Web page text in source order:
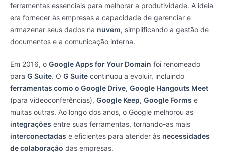
ferramentas essenciais para melhorar a produtividade. A ideia
era fornecer às empresas a capacidade de gerenciar e
armazenar seus dados na nuvem, simplificando a gestão de
documentos e a comunicação interna.
Em 2016, o Google Apps for Your Domain foi renomeado
para G Suite. O G Suite continuou a evoluir, incluindo
ferramentas como o Google Drive, Google Hangouts Meet
(para videoconferências), Google Keep, Google Forms e
muitas outras. Ao longo dos anos, o Google melhorou as
integrações entre suas ferramentas, tornando-as mais
interconectadas e eficientes para atender às necessidades
de colaboração das empresas.